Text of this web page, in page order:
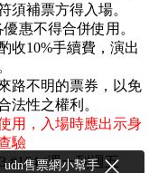
須補票方得入場。
惠不得合併使用。
收10%手續費，演出
路不明的票券，以免
法性之權利。
用，入場時應出示身
驗
#164 (週一到週五
udn售票網小幫手